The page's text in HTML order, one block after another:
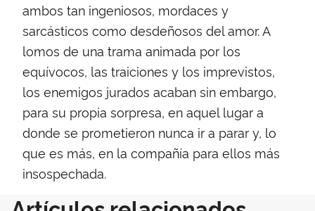
ambos tan ingeniosos, mordaces y
sarcásticos como desdeñosos del amor. A
lomos de una trama animada por los
equívocos, las traiciones y los imprevistos,
los enemigos jurados acaban sin embargo,
para su propia sorpresa, en aquel lugar a
donde se prometieron nunca ir a parar y, lo
que es más, en la compañía para ellos más
insospechada.